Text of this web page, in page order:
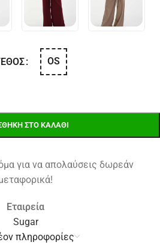
OS
ΣΤΟ ΚΑΛΆΘΙ
για να απολαύσεις δωρεάν
Εταιρεία
Sugar
πληροφορίες